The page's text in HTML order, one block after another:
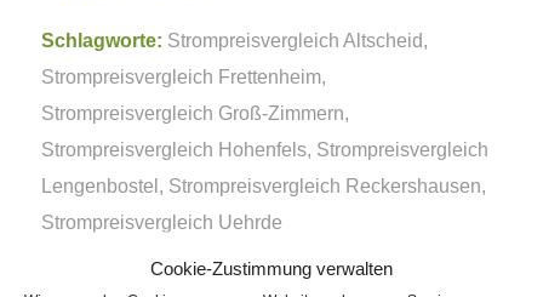
Cookie-Zustimmung verwalten
Schlagworte: Strompreisvergleich Altscheid,
Strompreisvergleich Frettenheim,
Strompreisvergleich Groß-Zimmern,
Strompreisvergleich Hohenfels, Strompreisvergleich
Lengenbostel , Strompreisvergleich Reckershausen,
Strompreisvergleich Uehrde